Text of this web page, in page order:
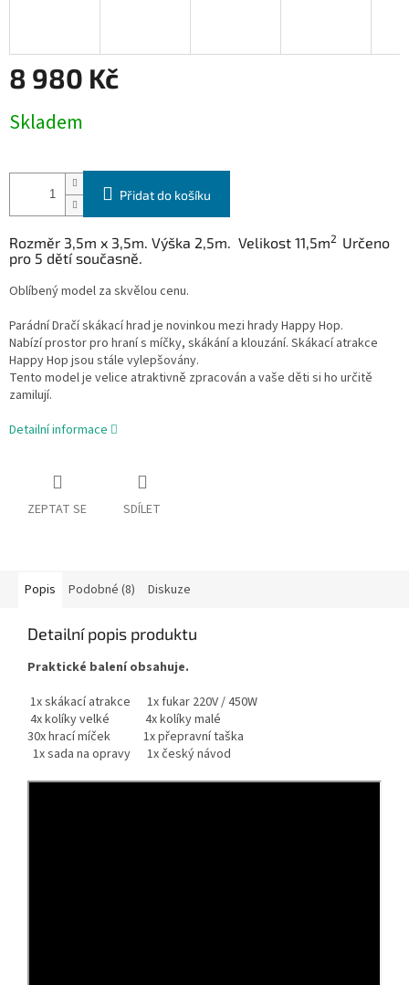
8 980 Kč
cena:
Skladem
Přidat do košíku
Rozměr 3,5m x 3,5m. Výška 2,5m. Velikost 11,5m2 Určeno
pro 5 dětí současně.
Oblíbený model za skvělou cenu.
Parádní Dračí skákací hrad je novinkou mezi hrady Happy Hop.
Nabízí prostor pro hraní s míčky, skákání a klouzání. Skákací atrakce
Happy Hop jsou stále vylepšovány.
Tento model je velice atraktivně zpracován a vaše děti si ho určitě
zamilují.
Detailní informace
ZEPTAT SE SDÍLET
Popis Podobné (8) Diskuze
Detailní popis produktu
Praktické balení obsahuje.
1x skákací atrakce 1x fukar 220V / 450W
4x kolíky velké 4x kolíky malé
30x hrací míček 1x přepravní taška
1x sada na opravy 1x český návod